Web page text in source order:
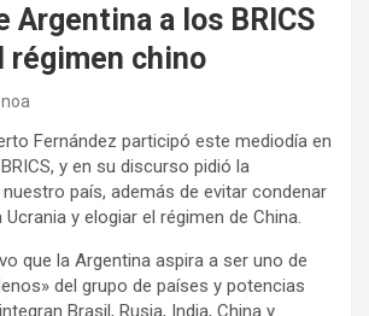
Argentina a los BRICS
régimen chino
Fernández participó este mediodía en
y en su discurso pidió la
país, además de evitar condenar
y elogiar el régimen de China.
que la Argentina aspira a ser uno de
del grupo de países y potencias
Brasil, Rusia, India, China y